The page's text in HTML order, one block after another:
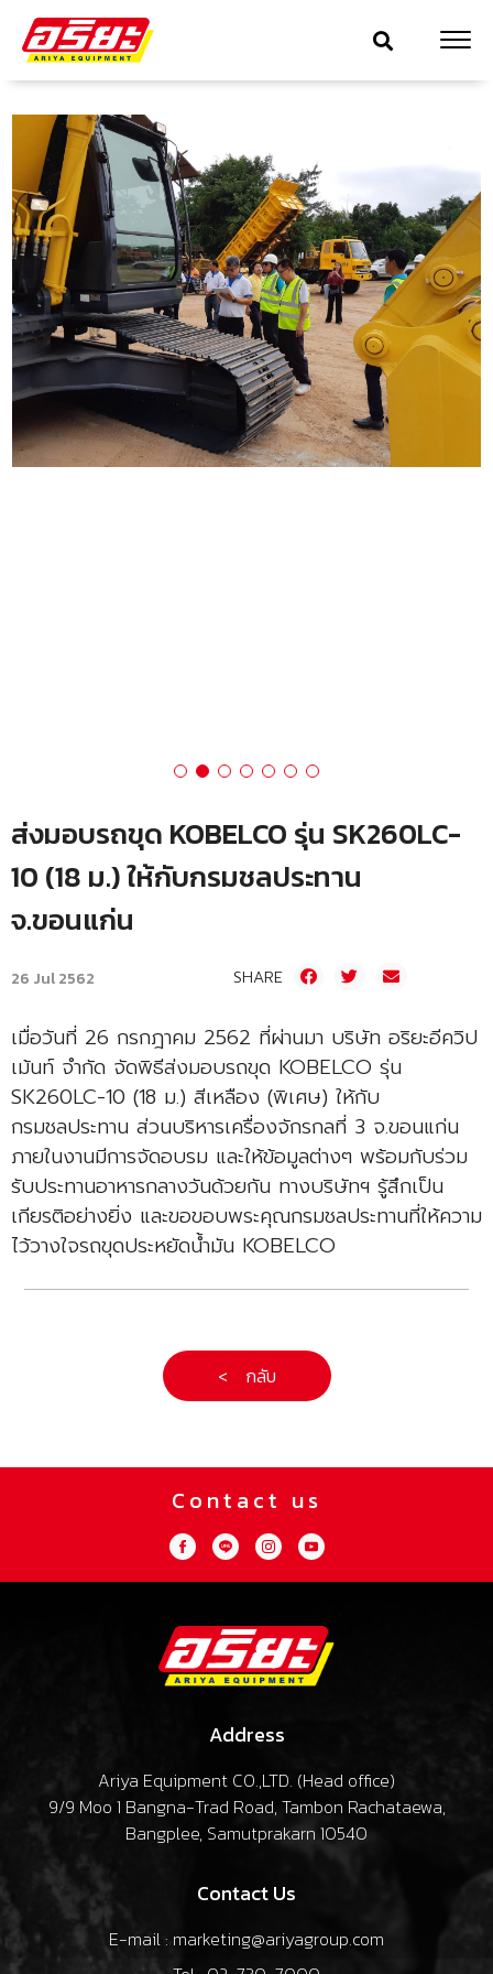
ส่งมอบรถขุด KOBELCO รุ่น SK260LC-
10 (18 ม.) ให้กับกรมชลประทาน
จ.ขอนแก่น
26 Jul 2562 SHARE
เมื่อวันที่ 26 กรกฎาคม 2562 ที่ผ่านมา บริษัท อริยะอีควิป
เม้นท์ จำกัด จัดพิธีส่งมอบรถขุด KOBELCO รุ่น
SK260LC-10 (18 ม.) สีเหลือง (พิเศษ) ให้กับ
กรมชลประทาน ส่วนบริหารเครื่องจักรกลที่ 3 จ.ขอนแก่น
ภายในงานมีการจัดอบรม และให้ข้อมูลต่างๆ พร้อมกับร่วม
รับประทานอาหารกลางวันด้วยกัน ทางบริษัทฯ รู้สึกเป็น
เกียรติอย่างยิ่ง และขอขอบพระคุณกรมชลประทานที่ให้ความ
ไว้วางใจรถขุดประหยัดน้ำมัน KOBELCO
< กลับ
Contact us
Address
Ariya Equipment CO.,LTD. (Head office)
9/9 Moo 1 Bangna-Trad Road, Tambon Rachataewa,
Bangplee, Samutprakarn 10540
Contact Us
E-mail : marketing@ariyagroup.com